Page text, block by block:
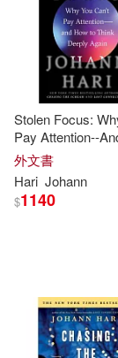
Marlow(1)
出版社 (可複
可超商取
Stolen Focus:
Pay Attention--
Think Deeply Again
外文書
Hari Johann
$1140